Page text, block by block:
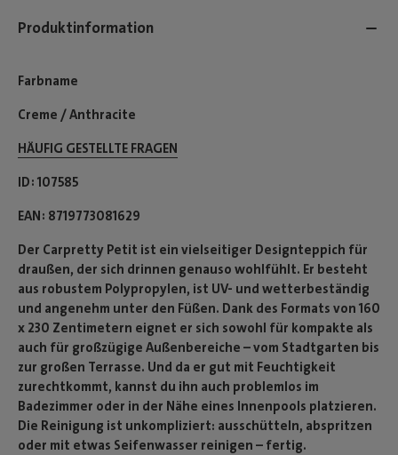
Produktinformation
Farbname
Creme / Anthracite
HÄUFIG GESTELLTE FRAGEN
ID 107585
EAN 8719773081629
Der Carpretty Petit ist ein vielseitiger Designteppich für
draußen, der sich drinnen genauso wohlfühlt. Er besteht
aus robustem Polypropylen, ist UV- und wetterbeständig
und angenehm unter den Füßen. Dank des Formats von 160
x 230 Zentimetern eignet er sich sowohl für kompakte als
auch für großzügige Außenbereiche – vom Stadtgarten bis
zur großen Terrasse. Und da er gut mit Feuchtigkeit
zurechtkommt, kannst du ihn auch problemlos im
Badezimmer oder in der Nähe eines Innenpools platzieren.
Die Reinigung ist unkompliziert: ausschütteln, abspritzen
oder mit etwas Seifenwasser reinigen – fertig.